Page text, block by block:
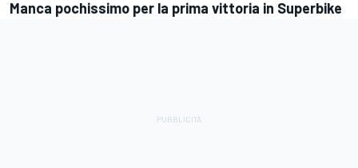
Manca pochissimo per la prima vittoria in Superbike